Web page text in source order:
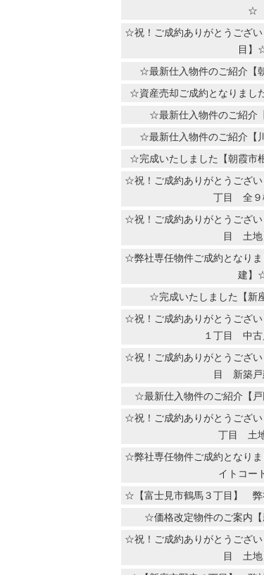
☆
☆祝！ご成約ありがとうござ
目】
☆最新仕入物件のご紹介【
☆資産売却ご成約となりまし
☆最新仕入物件のご紹介
☆最新仕入物件のご紹介【
☆完成いたしました【朝霞
☆祝！ご成約ありがとうござい
丁目 全
☆祝！ご成約ありがとうござ
目 土
☆弊社専任物件ご成約となり
建】
☆完成いたしました【
☆祝！ご成約ありがとうござ
１丁目 中
☆祝！ご成約ありがとうござ
目 新築
☆最新仕入物件のご紹介【
☆祝！ご成約ありがとうござ
丁目 土
☆弊社専任物件ご成約となり
イトコー
☆【富士見市鶴馬３丁目】 弊
☆価格改定物件のご案内
☆祝！ご成約ありがとうござ
目 土